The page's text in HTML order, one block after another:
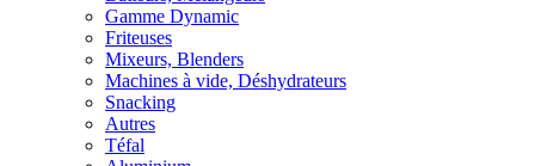
Gamme Dynamic
Friteuses
Mixeurs, Blenders
Machines à vide, Déshydrateurs
Snacking
Autres
Téfal